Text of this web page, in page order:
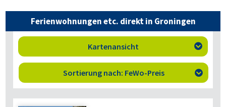
Ferienwohnungen etc. direkt in Groningen
Kartenansicht 
Sortierung nach: FeWo-Preis 